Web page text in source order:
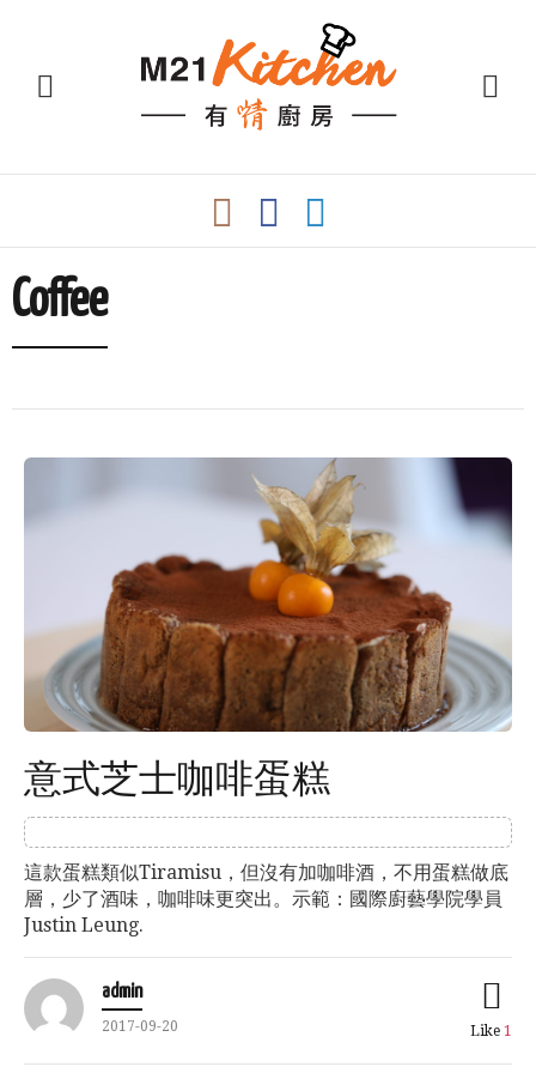
Coffee
意式芝士咖啡蛋糕
這款蛋糕類似Tiramisu，但沒有加咖啡酒，不用蛋糕做底
層，少了酒味，咖啡味更突出。示範：國際廚藝學院學員
Justin Leung.
admin
2017-09-20 Like 1